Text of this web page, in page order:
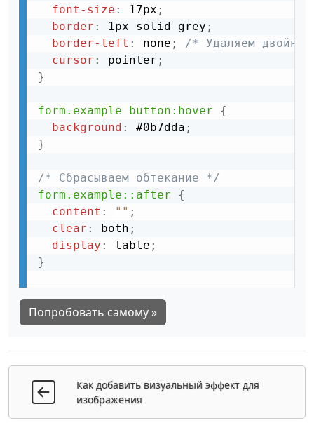
font-size : 17px ;
border : 1px solid grey ;
border-left : none ;
/* Удаляем
cursor : pointer ;
}
form.example button:hover
{
background : #0b7dda ;
}
/* Сбрасываем обтекание */
form.example::after
{
content : "" ;
clear : both ;
display : table ;
}
Попробовать самому »
Как добавить визуальный эффект для
изображения